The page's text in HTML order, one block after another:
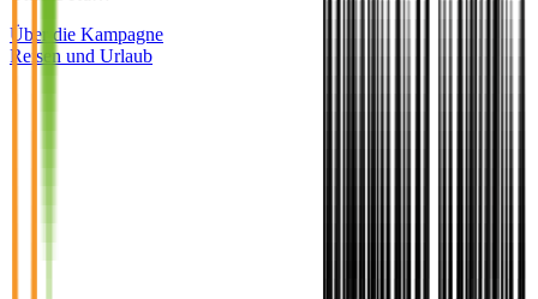
Über die Kampagne
Reisen und Urlaub